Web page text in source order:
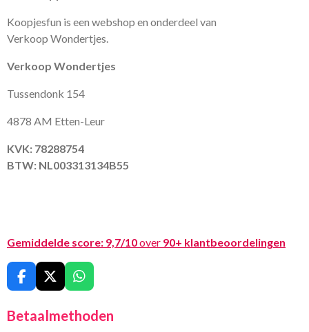
Koopjesfun is een webshop en onderdeel van
Verkoop Wondertjes.
Verkoop Wondertjes
Tussendonk 154
4878 AM Etten-Leur
KVK: 78288754
BTW: NL003313134B55
Gemiddelde score: 9,7/10over 90+ klantbeoordelingen
F
a
c
e
X
W
h
t
Betaalmethoden